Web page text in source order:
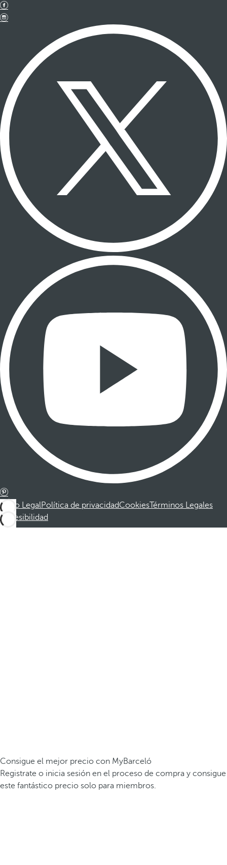
Aviso LegalPolítica de privacidadCookiesTérminos Legales
Accesibilidad
Consigue el mejor precio con MyBarceló
Registrate o inicia sesión en el proceso de compra y consigue
este fantástico precio solo para miembros.